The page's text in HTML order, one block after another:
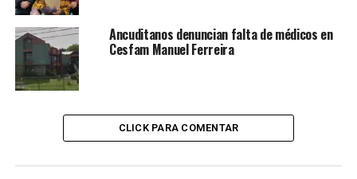
Ancuditanos denuncian falta de médicos en
Cesfam Manuel Ferreira
CLICK PARA COMENTAR